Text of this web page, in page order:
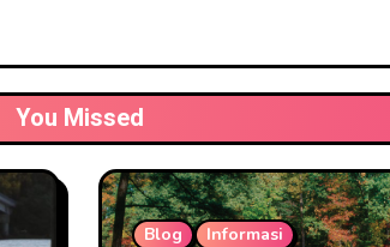
You Missed
Blog
Informasi